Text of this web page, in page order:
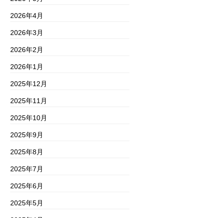
2026年4月
2026年3月
2026年2月
2026年1月
2025年12月
2025年11月
2025年10月
2025年9月
2025年8月
2025年7月
2025年6月
2025年5月